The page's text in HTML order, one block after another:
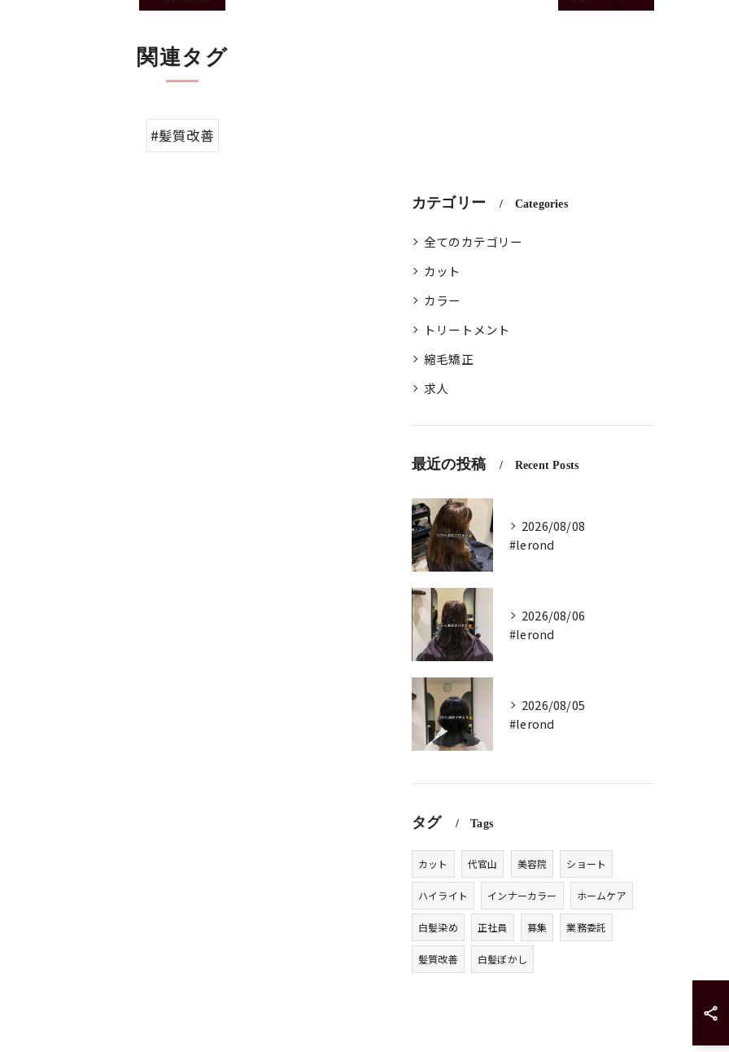
関連タグ
#髪質改善
カテゴリー Categories
全てのカテゴリー
カット
カラー
トリートメント
縮毛矯正
求人
最近の投稿 Recent Posts
2026/08/08
#lerond
2026/08/06
#lerond
2026/08/05
#lerond
タグ Tags
カット 代官山 美容院 ショート
ハイライト インナーカラー ホームケア
白髪染め 正社員 募集 業務委託
髪質改善 白髪ぼかし